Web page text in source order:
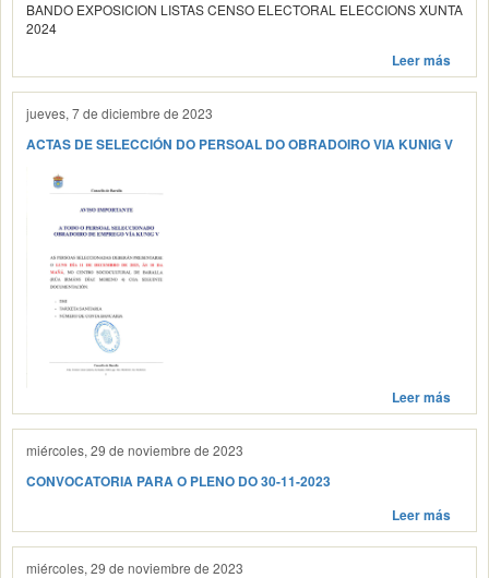
BANDO EXPOSICION LISTAS CENSO ELECTORAL ELECCIONS XUNTA
2024
Leer más
jueves, 7 de diciembre de 2023
ACTAS DE SELECCIÓN DO PERSOAL DO OBRADOIRO VIA KUNIG V
Leer más
miércoles, 29 de noviembre de 2023
CONVOCATORIA PARA O PLENO DO 30-11-2023
Leer más
miércoles, 29 de noviembre de 2023